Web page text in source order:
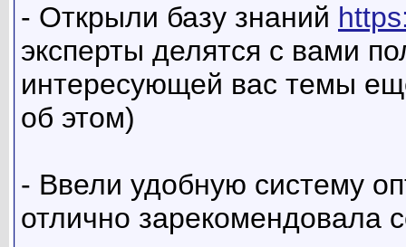
- Открыли базу знаний
эксперты делятся с вами
интересующей вас темы
об этом)
- Ввели удобную систему
отлично зарекомендовала